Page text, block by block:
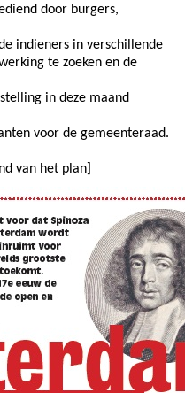
door burgers,
indieners in verschillende
te zoeken en de
in deze maand
voor de gemeenteraad.
van het plan]